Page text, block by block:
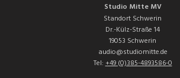
Studio Mitte MV
Standort Schwerin
Dr.-Külz-Straße 14
19053 Schwerin
audio@studiomitte.de
Tel:+49 (0)385-4893586-0